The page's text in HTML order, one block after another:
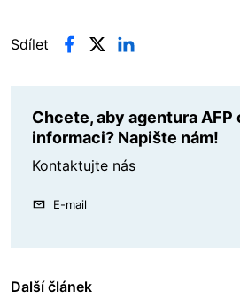
Sdílet
Chcete, aby agentura AFP
informaci? Napište nám!
Kontaktujte nás
E-mail
Další článek